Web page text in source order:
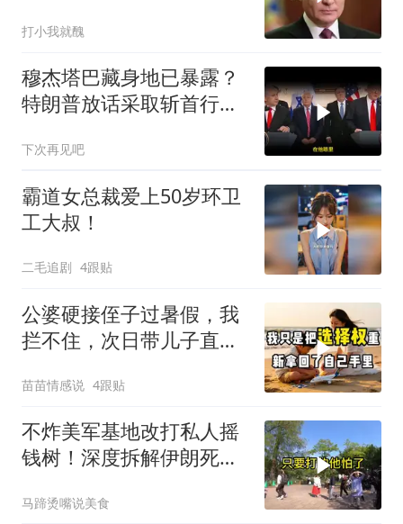
打小我就醜
穆杰塔巴藏身地已暴露？
特朗普放话采取斩首行
下次再见吧
霸道女总裁爱上50岁环卫
工大叔！
二毛追剧 4跟贴
公婆硬接侄子过暑假，我
拦不住，次日带儿子直飞
苗苗情感说 4跟贴
不炸美军基地改打私人摇
钱树！深度拆解伊朗死掐
招到底有多绝？
马蹄烫嘴说美食